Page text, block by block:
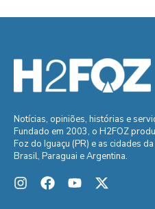
Notícias, opiniões, histórias e
Fundado em 2003, o H2FOZ
Foz do Iguaçu (PR) e as cidades
Brasil, Paraguai e Argentina.